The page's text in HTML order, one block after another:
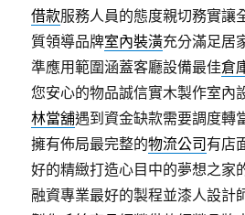
借款服務人員的態度親切務實讓
質領導品牌室內裝潢充分滿足居
準應用範圍涵蓋客廳設備最佳倉
您安心的物品誠信實木製作室內
林當舖遇到資金缺款需要調度轉
擁有佈局最完整的物流公司 有店
好的精緻打造心目中的夢想之家
融資專業最好的製程並漆人設計